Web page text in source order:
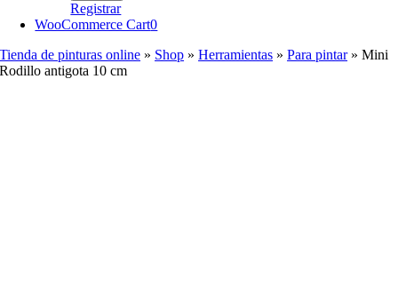
Registrar
WooCommerce Cart0
Tienda de pinturas online » Shop »Herramientas »Para pintar»Mini
Rodillo antigota 10 cm